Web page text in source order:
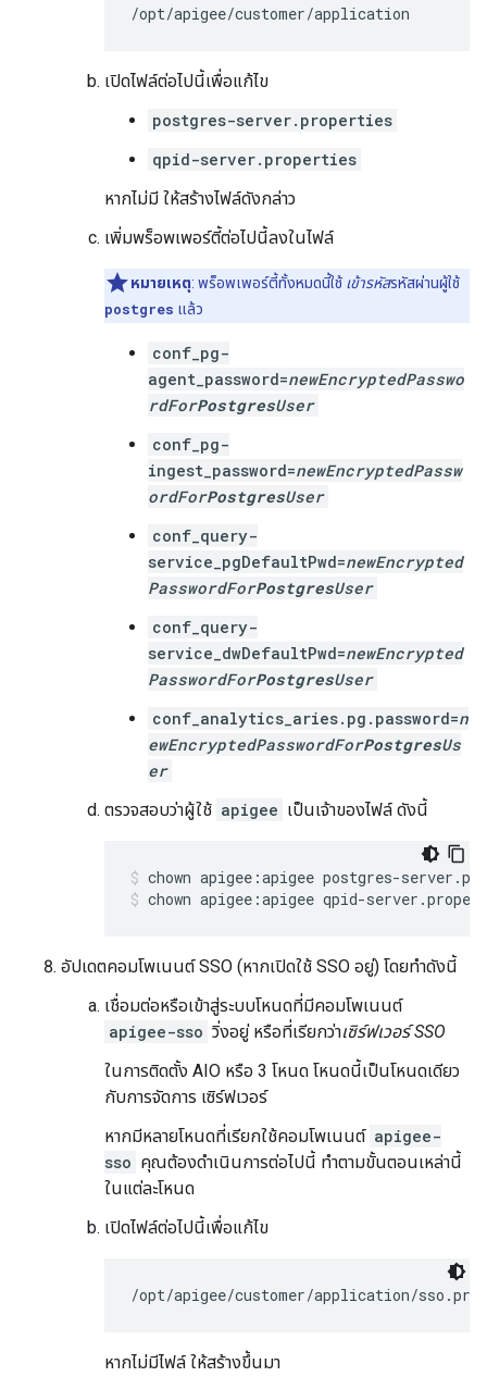
/opt/apigee/customer/application
เปิดไฟล์ต่อไปนี้เพื่อแก้ไข
postgres-server.properties
qpid-server.properties
หากไม่มี ให้สร้างไฟล์ดังกล่าว
เพิ่มพร็อพเพอร์ตี้ต่อไปนี้ลงในไฟล์
หมายเหตุ: พร็อพเพอร์ตี้ทั้งหมดนี้ใช้ เข้ารหัสรหัสผ่านผู้ใช้
postgres แล้ว
conf_pg-
agent_password=newEncryptedPasswo
rdForPostgresUser
conf_pg-
ingest_password=newEncryptedPassw
ordForPostgresUser
conf_query-
service_pgDefaultPwd=newEncrypted
PasswordForPostgresUser
conf_query-
service_dwDefaultPwd=newEncrypted
PasswordForPostgresUser
conf_analytics_aries.pg.password=n
ewEncryptedPasswordForPostgresUs
er
ตรวจสอบว่าผู้ใช้ apigee เป็นเจ้าของไฟล์ ดังนี้
chown apigee:apigee qpid-
อัปเดตคอมโพเนนต์ SSO (หากเปิดใช้ SSO อยู่) โดยทำดังนี้
เชื่อมต่อหรือเข้าสู่ระบบโหนดที่มีคอมโพเนนต์
apigee-sso วิ่งอยู่ หรือที่เรียกว่าเซิร์ฟเวอร์ SSO
ในการติดตั้ง AIO หรือ 3 โหนด โหนดนี้เป็นโหนดเดียว
กับการจัดการ เซิร์ฟเวอร์
หากมีหลายโหนดที่เรียกใช้คอมโพเนนต์ apigee-
sso คุณต้องดำเนินการต่อไปนี้ ทำตามขั้นตอนเหล่านี้
ในแต่ละโหนด
เปิดไฟล์ต่อไปนี้เพื่อแก้ไข
/opt/apigee/customer/application/
หากไม่มีไฟล์ ให้สร้างขึ้นมา